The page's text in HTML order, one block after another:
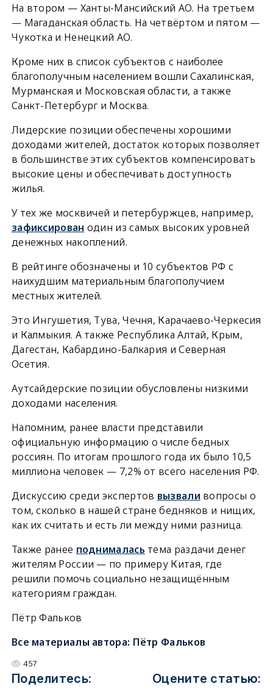
На втором — Ханты-Мансийский АО. На третьем
— Магаданская область. На четвёртом и пятом —
Чукотка и Ненецкий АО.
Кроме них в список субъектов с наиболее
благополучным населением вошли Сахалинская,
Мурманская и Московская области, а также
Санкт-Петербург и Москва.
Лидерские позиции обеспечены хорошими
доходами жителей, достаток которых позволяет
в большинстве этих субъектов компенсировать
высокие цены и обеспечивать доступность
жилья.
У тех же москвичей и петербуржцев, например,
зафиксирован один из самых высоких уровней
денежных накоплений.
В рейтинге обозначены и 10 субъектов РФ с
наихудшим материальным благополучием
местных жителей.
Это Ингушетия, Тува, Чечня, Карачаево-Черкесия
и Калмыкия. А также Республика Алтай, Крым,
Дагестан, Кабардино-Балкария и Северная
Осетия.
Аутсайдерские позиции обусловлены низкими
доходами населения.
Напомним, ранее власти представили
официальную информацию о числе бедных
россиян. По итогам прошлого года их было 10,5
миллиона человек — 7,2% от всего населения РФ.
Дискуссию среди экспертов вызвали вопросы о
том, сколько в нашей стране бедняков и нищих,
как их считать и есть ли между ними разница.
Также ранее поднималась тема раздачи денег
жителям России — по примеру Китая, где
решили помочь социально незащищённым
категориям граждан.
Пётр Фальков
Все материалы автора: Пётр Фальков
457
Поделитесь: Оцените статью: